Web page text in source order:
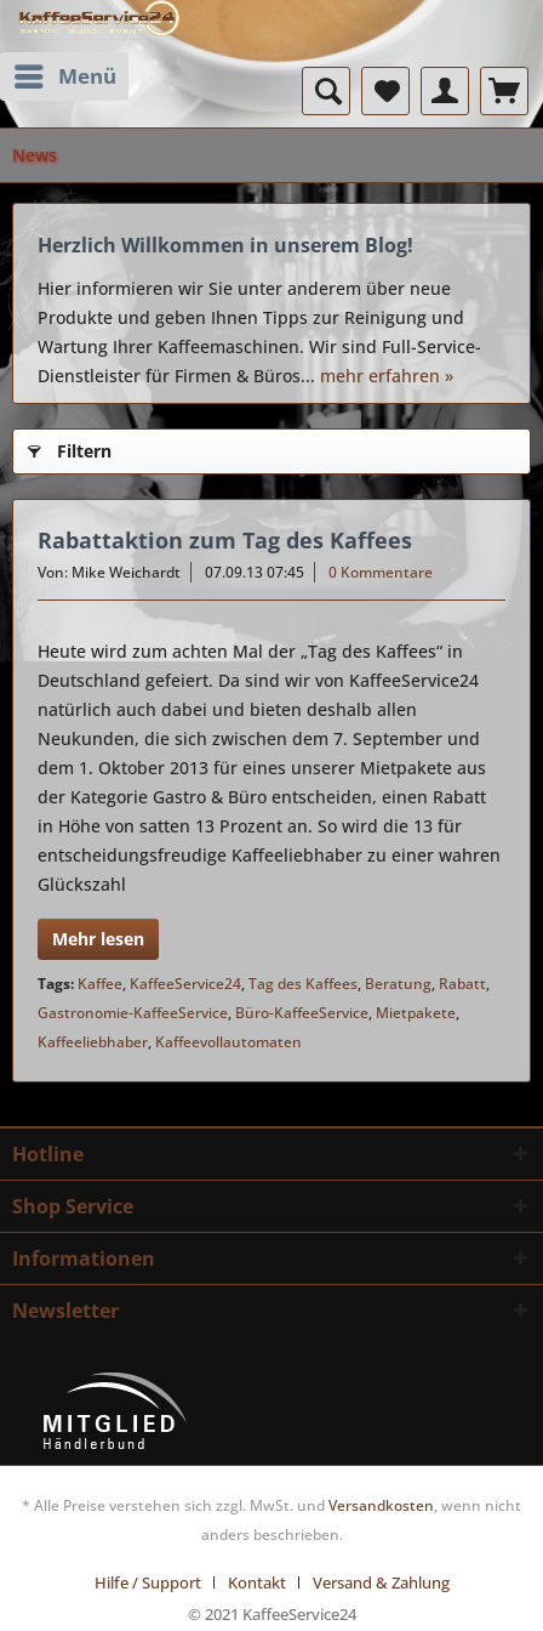
Menü
News
Herzlich Willkommen in unserem Blog!
Hier informieren wir Sie unter anderem über neue
Produkte und geben Ihnen Tipps zur Reinigung und
Wartung Ihrer Kaffeemaschinen. Wir sind Full-Service-
Dienstleister für Firmen & Büros... mehr erfahren »
Filtern
Rabattaktion zum Tag des Kaffees
Von: Mike Weichardt 07.09.13 07:45 0 Kommentare
Heute wird zum achten Mal der „Tag des Kaffees“ in
Deutschland gefeiert. Da sind wir von KaffeeService24
natürlich auch dabei und bieten deshalb allen
Neukunden, die sich zwischen dem 7. September und
dem 1. Oktober 2013 für eines unserer Mietpakete aus
der Kategorie Gastro & Büro entscheiden, einen Rabatt
in Höhe von satten 13 Prozent an. So wird die 13 für
entscheidungsfreudige Kaffeeliebhaber zu einer wahren
Glückszahl
Mehr lesen
Tags: Kaffee, KaffeeService24,Tag des Kaffees, Beratung, Rabatt,
Gastronomie-KaffeeService, Büro-KaffeeService, Mietpakete,
Kaffeeliebhaber, Kaffeevollautomaten
Hotline
Shop Service
Informationen
Newsletter
* Alle Preise verstehen sich zzgl. MwSt. undVersandkosten, wenn nicht
anders beschrieben.
Hilfe / Support Kontakt
Versand & Zahlung
© 2021 KaffeeService24